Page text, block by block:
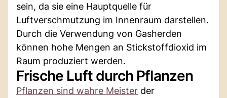
sein, da sie eine Hauptquelle für
Luftverschmutzung im Innenraum darstellen.
Durch die Verwendung von Gasherden
können hohe Mengen an Stickstoffdioxid im
Raum produziert werden.
Frische Luft durch Pflanzen
Pflanzen sind wahre Meister der